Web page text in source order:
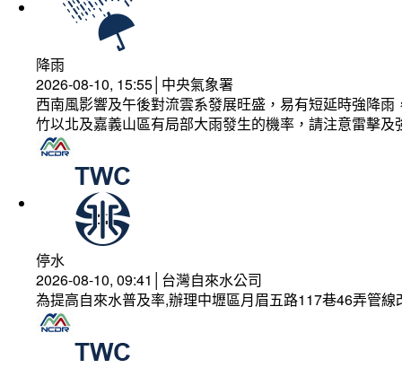
降雨
2026-08-10, 15:55│中央氣象署
西南風影響及午後對流雲系發展旺盛，易有短延時強降
竹以北及嘉義山區有局部大雨發生的機率，請注意雷擊
停水
2026-08-10, 09:41│台灣自來水公司
為提高自來水普及率,辦理中壢區月眉五路117巷46弄管